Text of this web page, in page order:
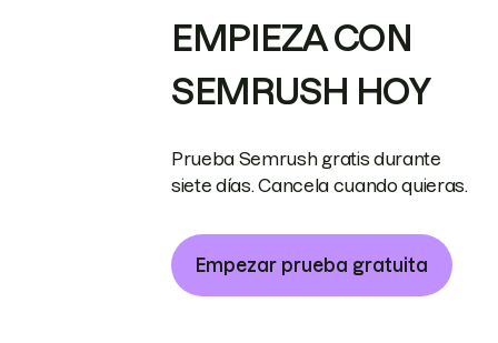
EMPIEZA CON
SEMRUSH HOY
Prueba Semrush gratis durante
siete días. Cancela cuando quieras.
Empezar prueba gratuita